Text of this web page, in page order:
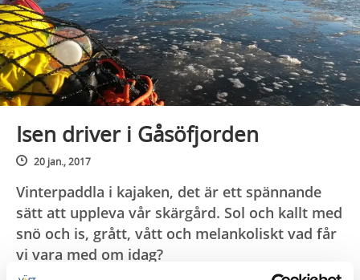
Isen driver i Gåsöfjorden
20 jan., 2017
Vinterpaddla i kajaken, det är ett spännande
sätt att uppleva vår skärgård. Sol och kallt med
snö och is, grått, vått och melankoliskt vad får
vi vara med om idag?